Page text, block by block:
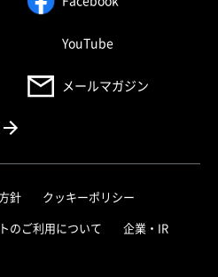
ウで開く）YouTube（別ウィンドウで
く） メールマガジン
ウィンドウで開く）
針 クッキーポリシー
のご利用について 企業・IR（別ウィ
）